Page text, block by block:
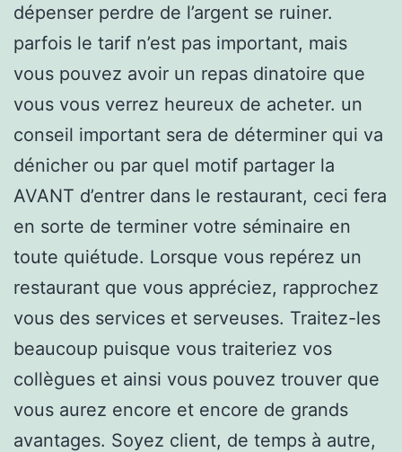
dépenser perdre de l’argent se ruiner.
parfois le tarif n’est pas important, mais
vous pouvez avoir un repas dinatoire que
vous vous verrez heureux de acheter. un
conseil important sera de déterminer qui va
dénicher ou par quel motif partager la
AVANT d’entrer dans le restaurant, ceci fera
en sorte de terminer votre séminaire en
toute quiétude. Lorsque vous repérez un
restaurant que vous appréciez, rapprochez
vous des services et serveuses. Traitez-les
beaucoup puisque vous traiteriez vos
collègues et ainsi vous pouvez trouver que
vous aurez encore et encore de grands
avantages. Soyez client, de temps à autre,